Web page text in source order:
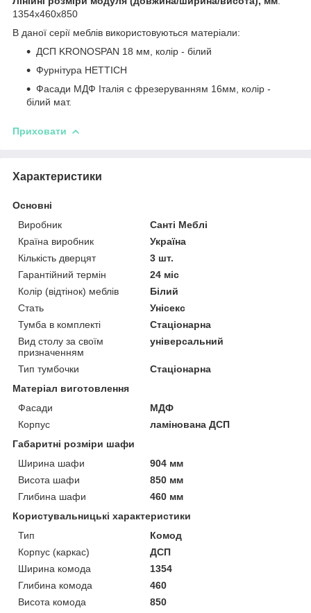
1354х460х850
В даної серії меблів використовуються матеріали:
ДСП KRONOSPAN 18 мм, колір - білий
Фурнітура HETTICH
Фасади МДФ Італія c фрезеруванням 16мм, колір -
білий мат.
Приховати
Характеристики
Основні
Виробник
Санті Меблі
Країна виробник
Україна
Кількість дверцят
3 шт.
Гарантійний термін
24 міс
Колір (відтінок) меблів
Білий
Стать
Унісекс
Тумба в комплекті
Стаціонарна
Вид столу за своїм
призначенням
універсальний
Тип тумбочки
Стаціонарна
Матеріал виготовлення
Фасади
МДФ
Корпус
ламінована ДСП
Габаритні розміри шафи
Ширина шафи
904 мм
Висота шафи
850 мм
Глибина шафи
460 мм
Користувальницькі характеристики
Тип
Комод
Корпус (каркас)
ДСП
Ширина комода
1354
Глибина комода
460
Висота комода
850